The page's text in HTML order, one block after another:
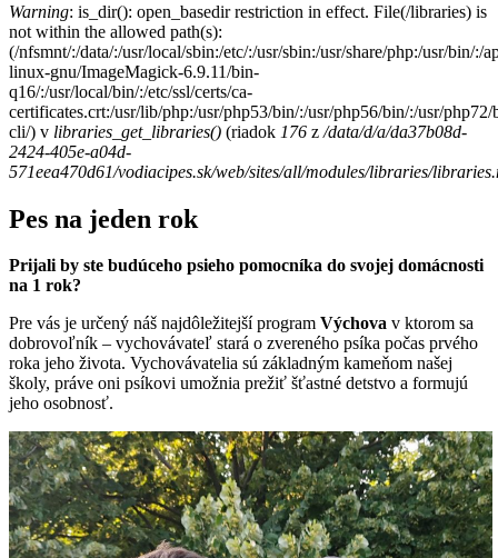
Warning: is_dir(): open_basedir restriction in effect. File(/libraries) is
not within the allowed path(s):
(/nfsmnt/:/data/:/usr/local/sbin:/etc/:/usr/sbin:/usr/share/php:/usr/bin/
linux-gnu/ImageMagick-6.9.11/bin-
q16/:/usr/local/bin/:/etc/ssl/certs/ca-
certificates.crt:/usr/lib/php:/usr/php53/bin/:/usr/php56/bin/:/usr/
cli/) v libraries_get_libraries() (riadok 176 z /data/d/a/da37b08d-
2424-405e-a04d-
571eea470d61/vodiacipes.sk/web/sites/all/modules/libraries/
Pes na jeden rok
Prijali by ste budúceho psieho pomocníka do svojej domácnosti
na 1 rok?
Pre vás je určený náš najdôležitejší program Výchova v ktorom sa
dobrovoľník – vychovávateľ stará o zvereného psíka počas prvého
roka jeho života. Vychovávatelia sú základným kameňom našej
školy, práve oni psíkovi umožnia prežiť šťastné detstvo a formujú
jeho osobnosť.